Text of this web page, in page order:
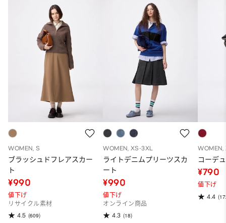
WOMEN, S
ブラッシュドフレアスカー
ト
¥990
値下げ
リサイクル素材
4.5 (609)
WOMEN, XS-3XL
ライトデニムプリーツスカ
ート
¥990
値下げ
オンライン商品
4.3 (18)
WOMEN,
コーデ
¥790
値下げ
4.4